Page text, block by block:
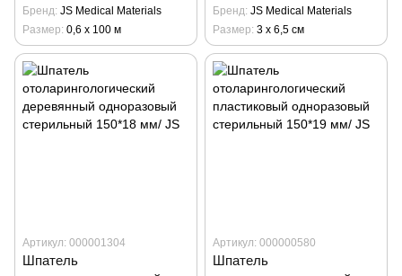
Бренд JS Medical Materials
Размер 0,6 х 100 м
Бренд JS Medical Materials
Размер 3 х 6,5 см
Артикул: 000001304
Шпатель
Артикул: 000000580
Шпатель